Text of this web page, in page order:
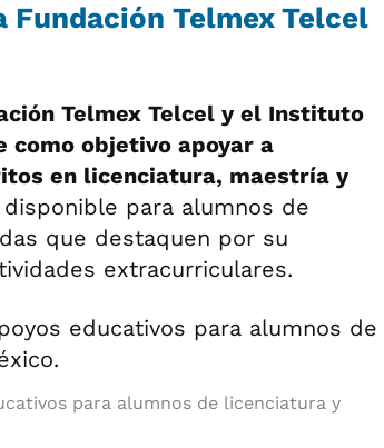
Fundación Telmex Telcel
Telmex Telcel y el Instituto
como objetivo apoyar a
en licenciatura, maestría y
para alumnos de
que destaquen por su
extracurriculares.
para alumnos de licenciatura y